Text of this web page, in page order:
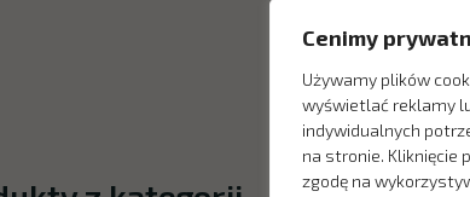
Cenimy
Używamy plików
wyświetlać reklamy
indywidualnych
na stronie. Kliknięcie
zgodę na